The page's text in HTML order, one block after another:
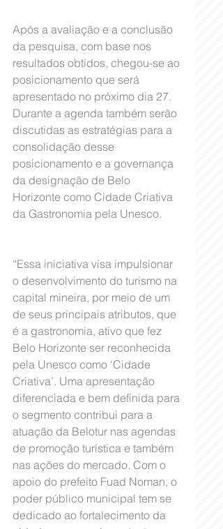
Após a avaliação e a conclusão
da pesquisa, com base nos
resultados obtidos, chegou-se ao
posicionamento que será
apresentado no próximo dia 27.
Durante a agenda também serão
discutidas as estratégias para a
consolidação desse
posicionamento e a governança
da designação de Belo
Horizonte como Cidade Criativa
da Gastronomia pela Unesco.
“Essa iniciativa visa impulsionar
o desenvolvimento do turismo na
capital mineira, por meio de um
de seus principais atributos, que
é a gastronomia, ativo que fez
Belo Horizonte ser reconhecida
pela Unesco como ‘Cidade
Criativa’. Uma apresentação
diferenciada e bem definida para
o segmento contribui para a
atuação da Belotur nas agendas
de promoção turística e também
nas ações do mercado. Com o
apoio do prefeito Fuad Noman, o
poder público municipal tem se
dedicado ao fortalecimento da